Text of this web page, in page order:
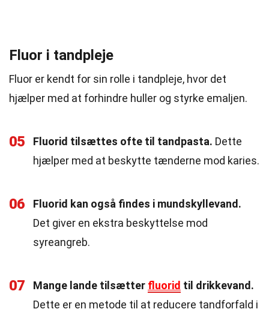
Fluor i tandpleje
Fluor er kendt for sin rolle i tandpleje, hvor det
hjælper med at forhindre huller og styrke emaljen.
05 Fluorid tilsættes ofte til tandpasta. Dette
hjælper med at beskytte tænderne mod karies.
06
Fluorid kan også findes i mundskyllevand.
Det giver en ekstra beskyttelse mod
syreangreb.
07 Mange lande tilsætter fluorid til drikkevand.
Dette er en metode til at reducere tandforfald i